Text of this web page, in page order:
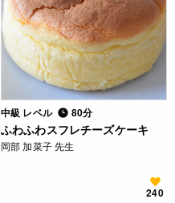
中級 レベル 80分
ふわふわスフレチーズケーキ
岡部 加菜子 先生
240